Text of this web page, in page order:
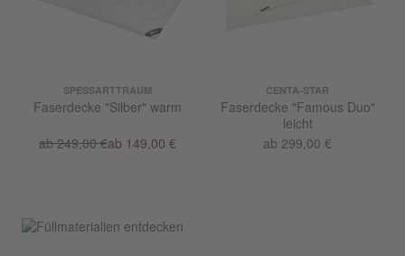
SPESSARTTRAUM
Faserdecke "Silber" warm
ab 249,00 €ab 149,00 €
CENTA-STAR
Faserdecke "Famous Duo"
leicht
ab 299,00 €